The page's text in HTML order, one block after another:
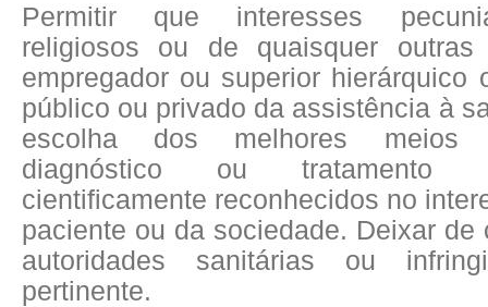
Permitir que interesses
religiosos ou de quaisquer
empregador ou superior hierárquico
público ou privado da assistência à
escolha dos melhores meios
diagnóstico ou tratamento
cientificamente reconhecidos no
paciente ou da sociedade. Deixar de
autoridades sanitárias ou
pertinente.